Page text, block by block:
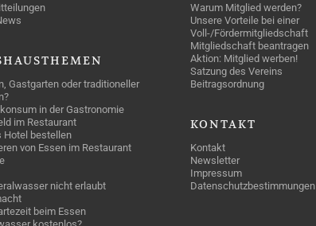
Gastgarten oder traditioneller
in der Gastronomie
im Restaurant
Hotel bestellen
von Essen im Restaurant
nicht erlaubt
beim Essen
Warum Mitglied werden?
Unsere Vorteile bei einer
Voll-/Fördermitgliedschaft
Mitgliedschaft beantragen
Aktion: Mitglied werben!
Satzung des Vereins
Beitragsordnung
KONTAKT
Kontakt
Newsletter
Impressum
Datenschutzbestimmungen